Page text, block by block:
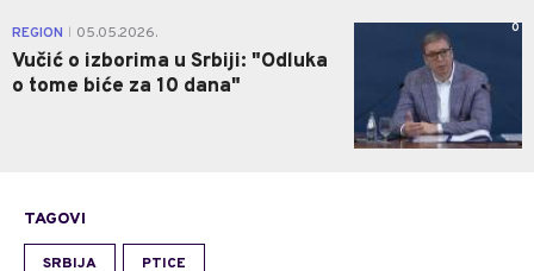
REGION 05.05.2026.
Vučić o izborima u Srbiji: "Odluka
o tome biće za 10 dana"
0
TAGOVI
SRBIJA PTICE